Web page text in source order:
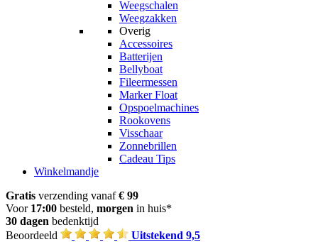
Weegschalen
Weegzakken
Overig
Accessoires
Batterijen
Bellyboat
Fileermessen
Marker Float
Opspoelmachines
Rookovens
Visschaar
Zonnebrillen
Cadeau Tips
Winkelmandje
Gratis verzending vanaf€ 99
Voor 17:00 besteld, morgen in huis*
30 dagen bedenktijd
Beoordeeld
Uitstekend 9,5